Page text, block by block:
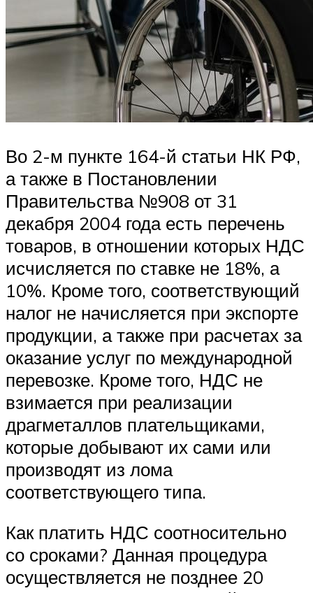
Во 2-м пункте 164-й статьи НК РФ,
а также в Постановлении
Правительства №908 от 31
декабря 2004 года есть перечень
товаров, в отношении которых НДС
исчисляется по ставке не 18%, а
10%. Кроме того, соответствующий
налог не начисляется при экспорте
продукции, а также при расчетах за
оказание услуг по международной
перевозке. Кроме того, НДС не
взимается при реализации
драгметаллов плательщиками,
которые добывают их сами или
производят из лома
соответствующего типа.
Как платить НДС соотносительно
со сроками? Данная процедура
осуществляется не позднее 20